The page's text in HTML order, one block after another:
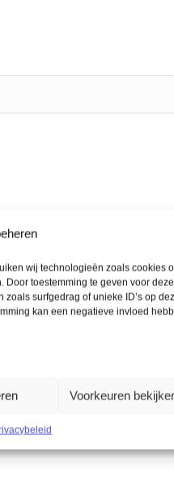
wij technologieën zoals cookies
Door toestemming te geven voor deze
surfgedrag of unieke ID’s op
kan een negatieve invloed
Voorkeuren